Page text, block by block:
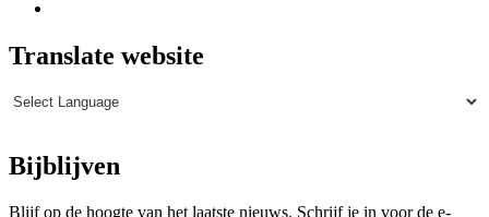
Translate website
Bijblijven
Blijf op de hoogte van het laatste nieuws. Schrijf je in voor de e-